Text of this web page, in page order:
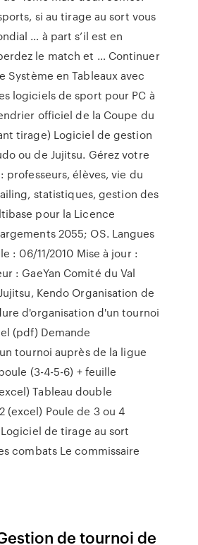
si au tirage au sort vous
… à part s’il est en
le match et … Continuer
Système en Tableaux avec
logiciels de sport pour PC à
officiel de la Coupe du
tirage) Logiciel de gestion
ou de Jujitsu. Gérez votre
élèves, vie du
statistiques, gestion des
pour la Licence
2055; OS. Langues
: 06/11/2010 Mise à jour :
: GaeYan Comité du Val
Kendo Organisation de
d'organisation d'un tournoi
(pdf) Demande
tournoi auprès de la ligue
(3-4-5-6) + feuille
Tableau double
(excel) Poule de 3 ou 4
de tirage au sort
combats Le commissaire
de tournoi de